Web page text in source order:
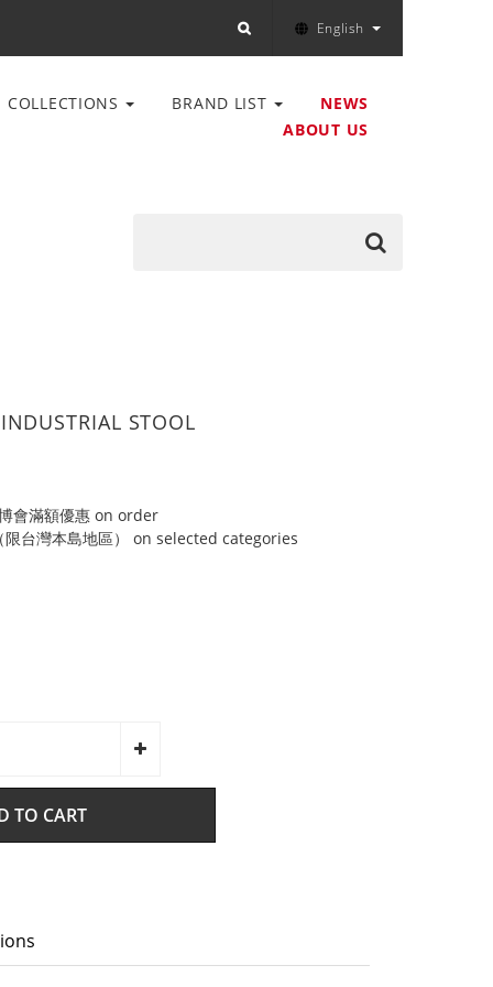
English
COLLECTIONS BRAND LIST
NEWS
ABOUT US
STOOL
會滿額優惠 on order
限台灣本島地區） on selected categories
TO CART